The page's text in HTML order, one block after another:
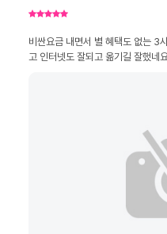
비싼요금 내면서 별 혜택도 없는 3
고 인터넷도 잘되고 옮기길 잘했네